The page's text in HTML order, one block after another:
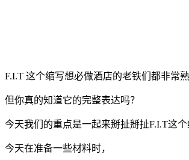
F.I.T 这个缩写想必做酒店的老铁们都非常熟
但你真的知道它的完整表达吗？
今天我们的重点是一起来掰扯掰扯F.I.T这个
今天在准备一些材料时，